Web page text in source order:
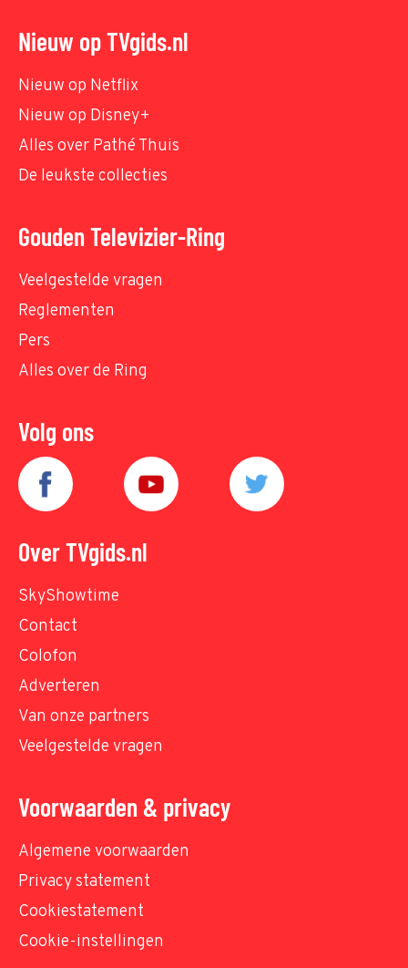
Nieuw op TVgids.nl
Nieuw op Netflix
Nieuw op Disney+
Alles over Pathé Thuis
De leukste collecties
Gouden Televizier-Ring
Veelgestelde vragen
Reglementen
Pers
Alles over de Ring
Volg ons
Over TVgids.nl
SkyShowtime
Contact
Colofon
Adverteren
Van onze partners
Veelgestelde vragen
Voorwaarden & privacy
Algemene voorwaarden
Privacy statement
Cookiestatement
Cookie-instellingen